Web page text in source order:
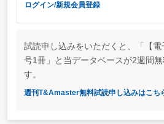
控訴人は、医師等から徴収した英文添削の料
本件負担額の支出の目的が医師等に対する接
は交際費に該当するとして、控訴人の法人税
本件は､控訴人が、本件負担額は交際費では
る寄附金であると主張して、上記更正処分の
原判決（東京地裁平成11年（行ウ）第20号
控訴審での争点
ログイン/新規会員登録
試読申し込みをいただくと、「【
号1冊」と当データベースが2週間
す。
週刊T&Amaster無料試読申し込みはこち